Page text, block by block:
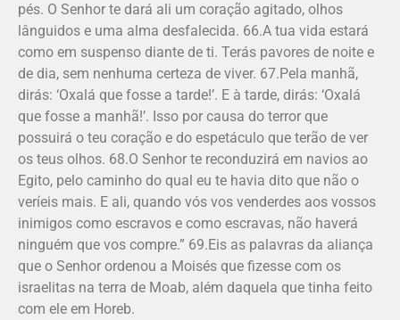
pés. O Senhor te dará ali um coração agitado, olhos
lânguidos e uma alma desfalecida. 66.A tua vida estará
como em suspenso diante de ti. Terás pavores de noite e
de dia, sem nenhuma certeza de viver. 67.Pela manhã,
dirás: ‘Oxalá que fosse a tarde!’. E à tarde, dirás: ‘Oxalá
que fosse a manhã!’. Isso por causa do terror que
possuirá o teu coração e do espetáculo que terão de ver
os teus olhos. 68.O Senhor te reconduzirá em navios ao
Egito, pelo caminho do qual eu te havia dito que não o
veríeis mais. E ali, quando vós vos venderdes aos vossos
inimigos como escravos e como escravas, não haverá
ninguém que vos compre.” 69.Eis as palavras da aliança
que o Senhor ordenou a Moisés que fizesse com os
israelitas na terra de Moab, além daquela que tinha feito
com ele em Horeb.